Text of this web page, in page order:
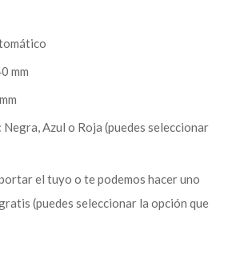
mm
: Negra, Azul o Roja (puedes seleccionar
el tuyo o te podemos hacer uno
(puedes seleccionar la opción que